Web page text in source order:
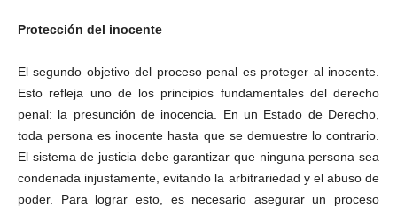
Protección del inocente
El segundo objetivo del proceso penal es proteger al inocente.
Esto refleja uno de los principios fundamentales del derecho
penal: la presunción de inocencia. En un Estado de Derecho,
toda persona es inocente hasta que se demuestre lo contrario.
El sistema de justicia debe garantizar que ninguna persona sea
condenada injustamente, evitando la arbitrariedad y el abuso de
poder. Para lograr esto, es necesario asegurar un proceso